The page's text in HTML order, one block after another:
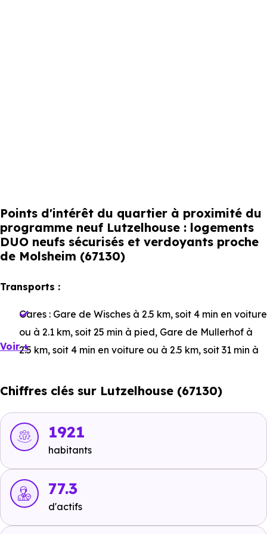
Points d'intérêt du quartier à proximité du
programme neuf Lutzelhouse : logements
DUO neufs sécurisés et verdoyants proche
de Molsheim (67130)
Transports :
Gares : Gare de Wisches à 2.5 km, soit 4 min en voiture
ou à 2.1 km, soit 25 min à pied, Gare de Mullerhof à
2.5 km, soit 4 min en voiture ou à 2.5 km, soit 31 min à
voiture ou à 1.1 km, soit 13 min à pied .
m, soit 4 min à pied
en voiture ou à 1.1 km, soit 13 min à pied
Tramway :non disponible.
Métro :non disponible
non disponible
Voir +
Chiffres clés sur Lutzelhouse (67130)
1921
habitants
77.3
d'actifs